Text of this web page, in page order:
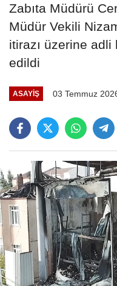
Zabıta Müdürü
Müdür Vekili
itirazı üzerine adli
edildi
ASAYIŞ 03 Temmuz